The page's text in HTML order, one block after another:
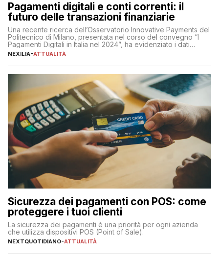
Pagamenti digitali e conti correnti: il
futuro delle transazioni finanziarie
Una recente ricerca dell’Osservatorio Innovative Payments del
Politecnico di Milano, presentata nel corso del convegno “I
Pagamenti Digitali in Italia nel 2024”, ha evidenziato i dati
definitivi del primo semestre 2024 relativamente alle
NEXILIA-ATTUALITÀ
Sicurezza dei pagamenti con POS: come
proteggere i tuoi clienti
La sicurezza dei pagamenti è una priorità per ogni azienda
che utilizza dispositivi POS (Point of Sale).
NEXTQUOTIDIANO-ATTUALITÀ